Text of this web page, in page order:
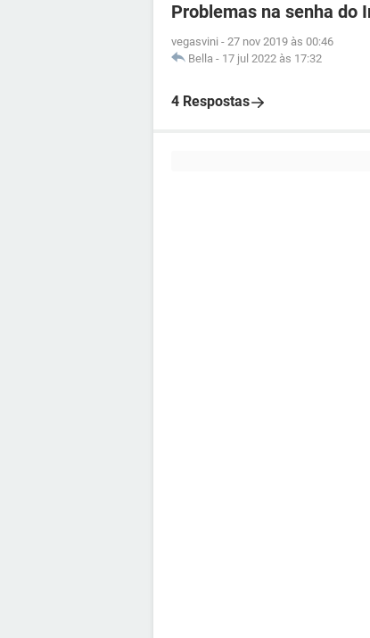
Problemas na senha do
vegasvini - 27 nov 2019 às 00:46
Bella - 17 jul 2022 às 17:32
4 Respostas